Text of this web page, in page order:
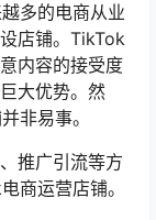
多的电商从业
店铺。TikTok
内容的接受度
大优势。然
非易事。
推广引流等方
商运营店铺。